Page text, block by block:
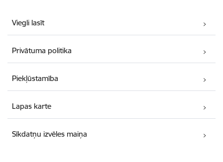
Viegli lasīt
Privātuma politika
Piekļūstamība
Lapas karte
Sīkdatņu izvēles maiņa